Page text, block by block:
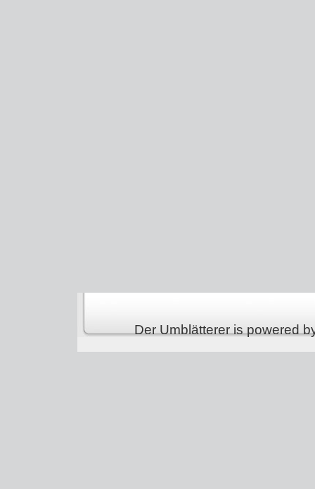
Der Umblätterer is powered